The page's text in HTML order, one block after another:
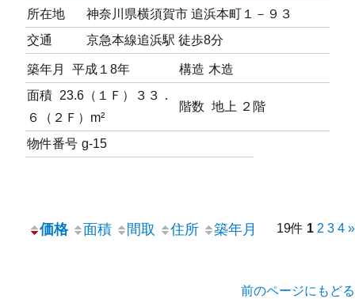
所在地
神奈川県横須賀市 追浜本町１－９３
交通
京急本線追浜駅 徒歩8分
築年月 平成１8年 構造 木造
面積 23.6（１Ｆ）３３．
６（２Ｆ）m²
階数 地上 ２階
物件番号 g-15
価格 面積 間取 住所 築年月 19件 1 2 3 4 »
前のページにもどる